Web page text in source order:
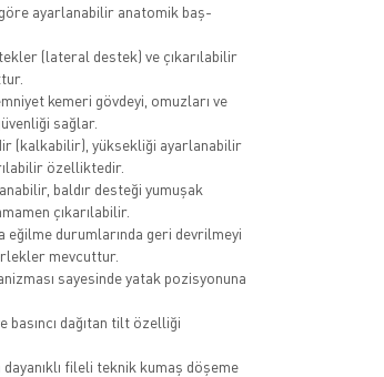
göre ayarlanabilir anatomik baş-
(lateral destek) ve çıkarılabilir
kemeri gövdeyi, omuzları ve
sağlar.
(kalkabilir), yüksekliği ayarlanabilir
özelliktedir.
baldır desteği yumuşak
çıkarılabilir.
eğilme durumlarında geri devrilmeyi
mevcuttur.
sayesinde yatak pozisyonuna
basıncı dağıtan tilt özelliği
fileli teknik kumaş döşeme